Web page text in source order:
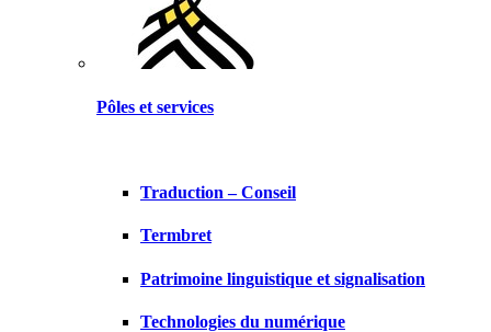
Pôles et services
Traduction – Conseil
Termbret
Patrimoine linguistique et signalisation
Technologies du numérique